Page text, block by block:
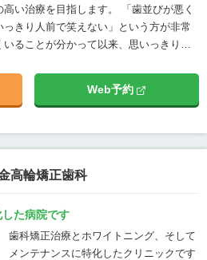
高い治療を目指します。 「歯並びが悪く
っきり人前で笑えない」という方が非常
いることが分かって以来、思いっきり笑
始めました。人の表情で一番魅力的なも
笑顔】です。 「あなたの笑顔に対する価
しいです。良い笑顔で人生は確実に変わ
。良い笑顔は確実に人生を変えます。出
下さったすべての方が自分らしい最高の
なりますように全力を尽くします。
Web予約
高輪矯正歯科
た病院です
歯科矯正治療とホワイトニング、そして
メンテナンスに特化したクリニックです